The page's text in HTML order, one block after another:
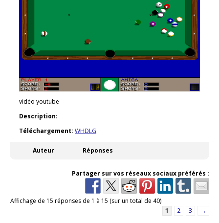
vidéo youtube
Description:
Téléchargement: WHDLG
Auteur Réponses
Partager sur vos réseaux sociaux préférés :
Affichage de 15 réponses de 1 à 15 (sur un total de 40)
1
2 3 →